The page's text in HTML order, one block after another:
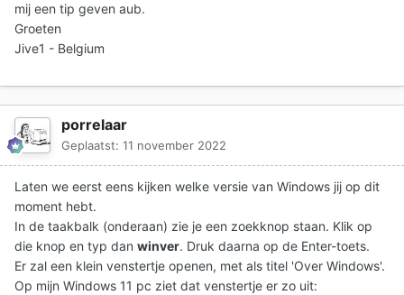
mij een tip geven aub.
Groeten
Jive1 - Belgium
porrelaar
Geplaatst: 11 november 2022
Laten we eerst eens kijken welke versie van Windows jij op dit
moment hebt.
In de taakbalk (onderaan) zie je een zoekknop staan. Klik op
die knop en typ dan winver. Druk daarna op de Enter-toets.
Er zal een klein venstertje openen, met als titel 'Over Windows'.
Op mijn Windows 11 pc ziet dat venstertje er zo uit: